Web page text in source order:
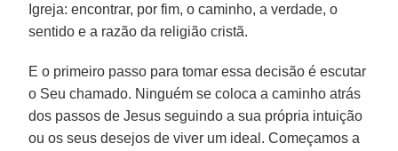
Igreja: encontrar, por fim, o caminho, a verdade, o
sentido e a razão da religião cristã.
E o primeiro passo para tomar essa decisão é escutar
o Seu chamado. Ninguém se coloca a caminho atrás
dos passos de Jesus seguindo a sua própria intuição
ou os seus desejos de viver um ideal. Começamos a